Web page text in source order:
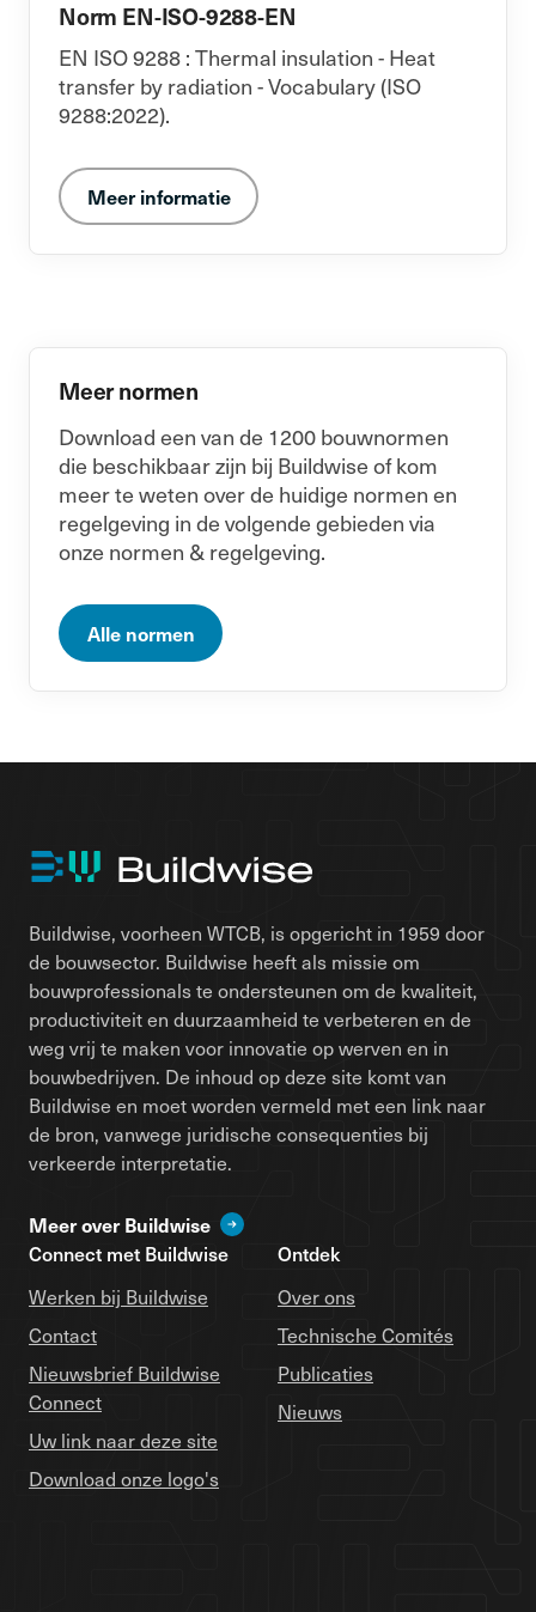
Norm EN-ISO-9288-EN
EN ISO 9288 : Thermal insulation - Heat
transfer by radiation - Vocabulary (ISO
9288:2022).
Meer informatie
Meer normen
Download een van de 1200 bouwnormen
die beschikbaar zijn bij Buildwise of kom
meer te weten over de huidige normen en
regelgeving in de volgende gebieden via
onze normen & regelgeving.
Alle normen
Buildwise, voorheen WTCB, is opgericht in 1959 door
de bouwsector. Buildwise heeft als missie om
bouwprofessionals te ondersteunen om de kwaliteit,
productiviteit en duurzaamheid te verbeteren en de
weg vrij te maken voor innovatie op werven en in
bouwbedrijven. De inhoud op deze site komt van
Buildwise en moet worden vermeld met een link naar
de bron, vanwege juridische consequenties bij
verkeerde interpretatie.
Meer over Buildwise
Connect met Buildwise
Werken bij Buildwise
Contact
Nieuwsbrief Buildwise
Connect
Uw link naar deze site
Download onze logo's
Ontdek
Over ons
Technische Comités
Publicaties
Nieuws